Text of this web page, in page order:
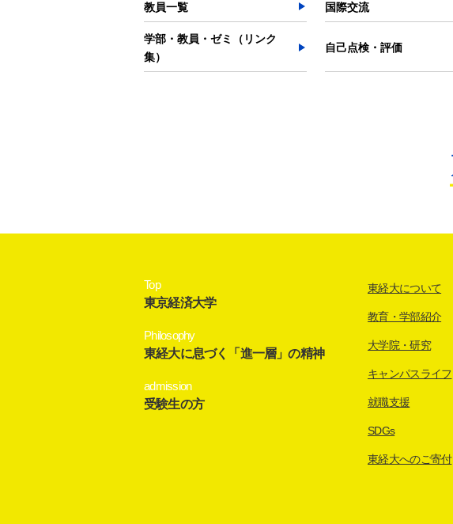
教員一覧 国際交流
学部・教員・ゼミ（リンク
集）
自己点検・評価
Top
東京経済大学
Philosophy
東経大に息づく「進一層」の精神
admission
受験生の方
東経大について
教育・学部紹介
大学院・研究
キャンパスライフ
就職支援
SDGs
東経大へのご寄付